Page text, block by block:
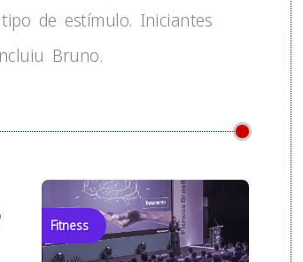
de estímulo. Iniciantes
Bruno.
Fitness